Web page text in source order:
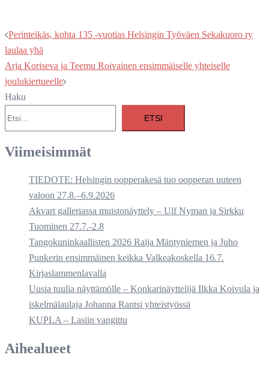
Post
navigation
Perinteikäs, kohta 135 -vuotias Helsingin Työväen Sekakuoro ry
laulaa yhä
Arja Koriseva ja Teemu Roivainen ensimmäiselle yhteiselle
joulukiertueelle
Haku
ETSI
Viimeisimmät
TIEDOTE: Helsingin oopperakesä tuo oopperan uuteen
valoon 27.8.–6.9.2026
Akvart galleriassa muistonäyttely – Ulf Nyman ja Sirkku
Tuominen 27.7.-2.8
Tangokuninkaallisten 2026 Raija Mäntyniemen ja Juho
Punkerin ensimmäinen keikka Valkeakoskella 16.7.
Kirjaslammenlavalla
Uusia tuulia näyttämölle – Konkarinäyttelijä Ilkka Koivula ja
iskelmälaulaja Johanna Rantsi yhteistyössä
KUPLA – Lasiin vangittu
Aihealueet